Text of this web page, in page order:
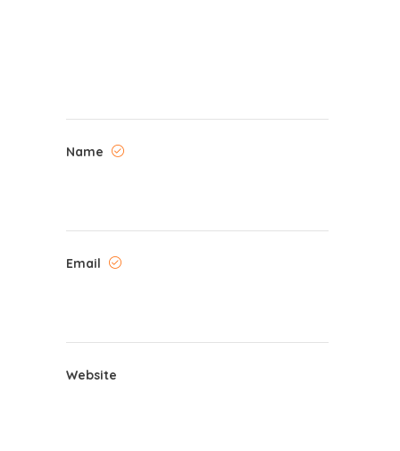
Name
Email
Website